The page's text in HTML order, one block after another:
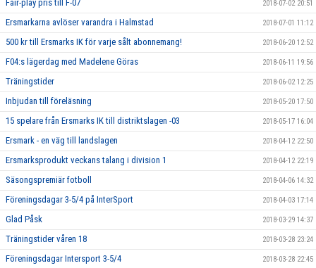
Fair-play pris till F-07 2018-07-02 20:51
Ersmarkarna avlöser varandra i Halmstad 2018-07-01 11:12
500 kr till Ersmarks IK för varje sålt abonnemang! 2018-06-20 12:52
F04:s lägerdag med Madelene Göras 2018-06-11 19:56
Träningstider 2018-06-02 12:25
Inbjudan till föreläsning 2018-05-20 17:50
15 spelare från Ersmarks IK till distriktslagen -03 2018-05-17 16:04
Ersmark - en väg till landslagen 2018-04-12 22:50
Ersmarksprodukt veckans talang i division 1 2018-04-12 22:19
Säsongspremiär fotboll 2018-04-06 14:32
Föreningsdagar 3-5/4 på InterSport 2018-04-03 17:14
Glad Påsk 2018-03-29 14:37
Träningstider våren 18 2018-03-28 23:24
Föreningsdagar Intersport 3-5/4 2018-03-28 22:45